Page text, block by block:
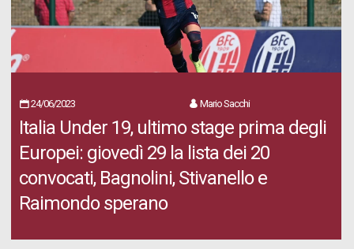
24/06/2023 Mario Sacchi
Italia Under 19, ultimo stage prima degli
Europei: giovedì 29 la lista dei 20
convocati, Bagnolini, Stivanello e
Raimondo sperano